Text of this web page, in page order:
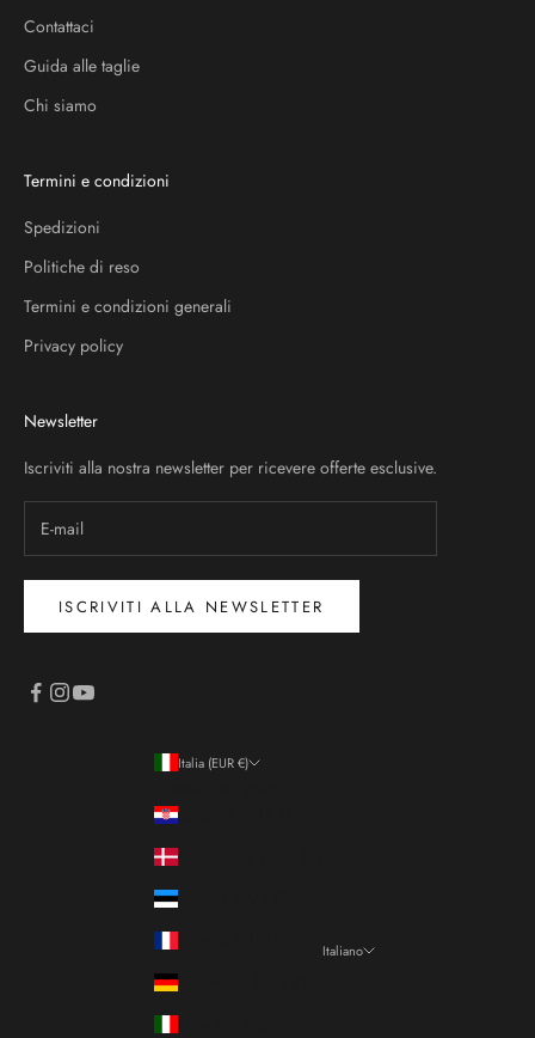
Contattaci
Guida alle taglie
Chi siamo
Termini e condizioni
Spedizioni
Politiche di reso
Termini e condizioni generali
Privacy policy
Newsletter
Iscriviti alla nostra newsletter per ricevere offerte esclusive.
ISCRIVITI ALLA NEWSLETTER
Italia (EUR €)
Croazia (EUR €)
Danimarca (DKK kr.)
Estonia (EUR €)
Francia (EUR €)
Germania (EUR €)
Italia (EUR €)
Italiano